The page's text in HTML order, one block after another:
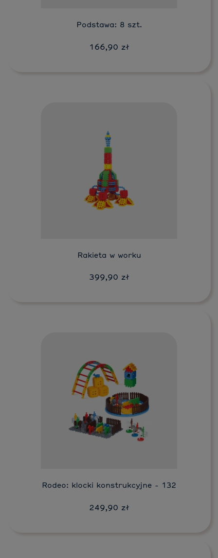
Podstawa: 8 szt.
166,90 zł
Rakieta w worku
399,90 zł
Rodeo: klocki konstrukcyjne - 132
249,90 zł